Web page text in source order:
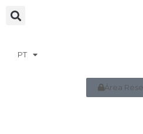
PT
Área